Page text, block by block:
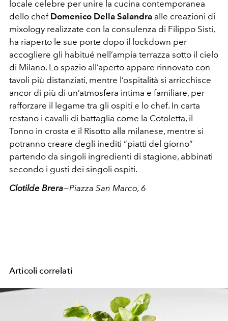
locale celebre per unire la cucina contemporanea
dello chef Domenico Della Salandra alle creazioni di
mixology realizzate con la consulenza di Filippo Sisti,
ha riaperto le sue porte dopo il lockdown per
accogliere gli habitué nell’ampia terrazza sotto il cielo
di Milano. Lo spazio all’aperto appare rinnovato con
tavoli più distanziati, mentre l’ospitalità si arricchisce
ancor di più di un’atmosfera intima e familiare, per
rafforzare il legame tra gli ospiti e lo chef. In carta
restano i cavalli di battaglia come la Cotoletta, il
Tonno in crosta e il Risotto alla milanese, mentre si
potranno creare degli inediti “piatti del giorno”
partendo da singoli ingredienti di stagione, abbinati
secondo i gusti dei singoli ospiti.
Clotilde Brera— Piazza San Marco, 6
Articoli correlati